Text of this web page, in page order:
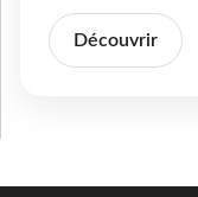
Découvrir